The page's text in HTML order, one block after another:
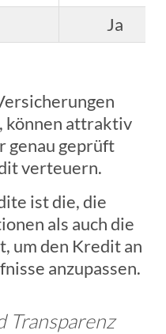
Ja
können attraktiv
genau geprüft
verteuern.
ist die, die
als auch die
um den Kredit an
anzupassen.
Transparenz